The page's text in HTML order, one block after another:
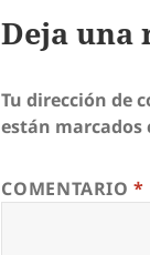
Deja una
Tu dirección de
están
COMENTARIO*